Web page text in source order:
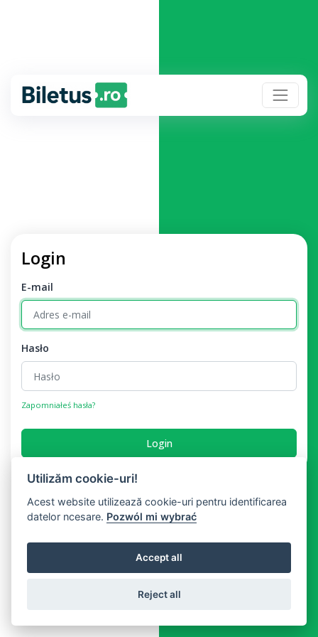
Login
E-mail
Hasło
Zapomniałeś hasła?
Login
Copyright © Biletus 2026
Utilizăm cookie-uri!
Acest website utilizează cookie-uri pentru identificarea
datelor ncesare. Pozwól mi wybrać
Accept all
Reject all